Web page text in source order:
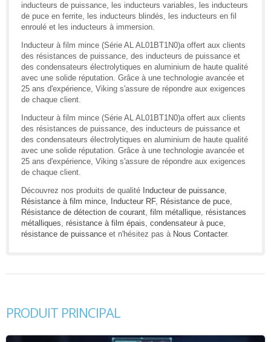
inducteurs de puissance, les inducteurs variables, les inducteurs
de puce en ferrite, les inducteurs blindés, les inducteurs en fil
enroulé et les inducteurs à immersion.
Inducteur à film mince (Série AL AL01BT1N0)a offert aux clients
des résistances de puissance, des inducteurs de puissance et
des condensateurs électrolytiques en aluminium de haute qualité
avec une solide réputation. Grâce à une technologie avancée et
25 ans d'expérience, Viking s'assure de répondre aux exigences
de chaque client.
Inducteur à film mince (Série AL AL01BT1N0)a offert aux clients
des résistances de puissance, des inducteurs de puissance et
des condensateurs électrolytiques en aluminium de haute qualité
avec une solide réputation. Grâce à une technologie avancée et
25 ans d'expérience, Viking s'assure de répondre aux exigences
de chaque client.
Découvrez nos produits de qualité Inducteur de puissance,
Résistance à film mince, Inducteur RF, Résistance de puce,
Résistance de détection de courant, film métallique, résistances
métalliques, résistance à film épais, condensateur à puce,
résistance de puissance et n'hésitez pas à Nous Contacter.
PRODUIT PRINCIPAL